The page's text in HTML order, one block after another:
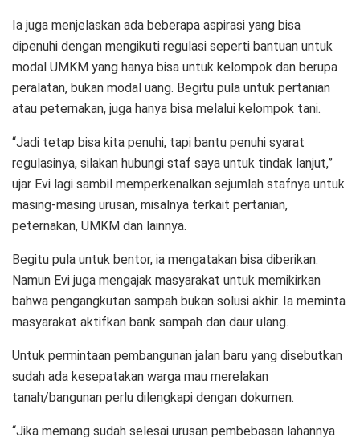
Ia juga menjelaskan ada beberapa aspirasi yang bisa
dipenuhi dengan mengikuti regulasi seperti bantuan untuk
modal UMKM yang hanya bisa untuk kelompok dan berupa
peralatan, bukan modal uang. Begitu pula untuk pertanian
atau peternakan, juga hanya bisa melalui kelompok tani.
“Jadi tetap bisa kita penuhi, tapi bantu penuhi syarat
regulasinya, silakan hubungi staf saya untuk tindak lanjut,”
ujar Evi lagi sambil memperkenalkan sejumlah stafnya untuk
masing-masing urusan, misalnya terkait pertanian,
peternakan, UMKM dan lainnya.
Begitu pula untuk bentor, ia mengatakan bisa diberikan.
Namun Evi juga mengajak masyarakat untuk memikirkan
bahwa pengangkutan sampah bukan solusi akhir. Ia meminta
masyarakat aktifkan bank sampah dan daur ulang.
Untuk permintaan pembangunan jalan baru yang disebutkan
sudah ada kesepatakan warga mau merelakan
tanah/bangunan perlu dilengkapi dengan dokumen.
“Jika memang sudah selesai urusan pembebasan lahannya